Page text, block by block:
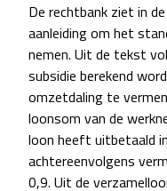
De rechtbank ziet in
aanleiding om het
nemen. Uit de tekst
subsidie berekend
omzetdaling te
loonsom van de
loon heeft uitbetaald
achtereenvolgens
0,9. Uit de